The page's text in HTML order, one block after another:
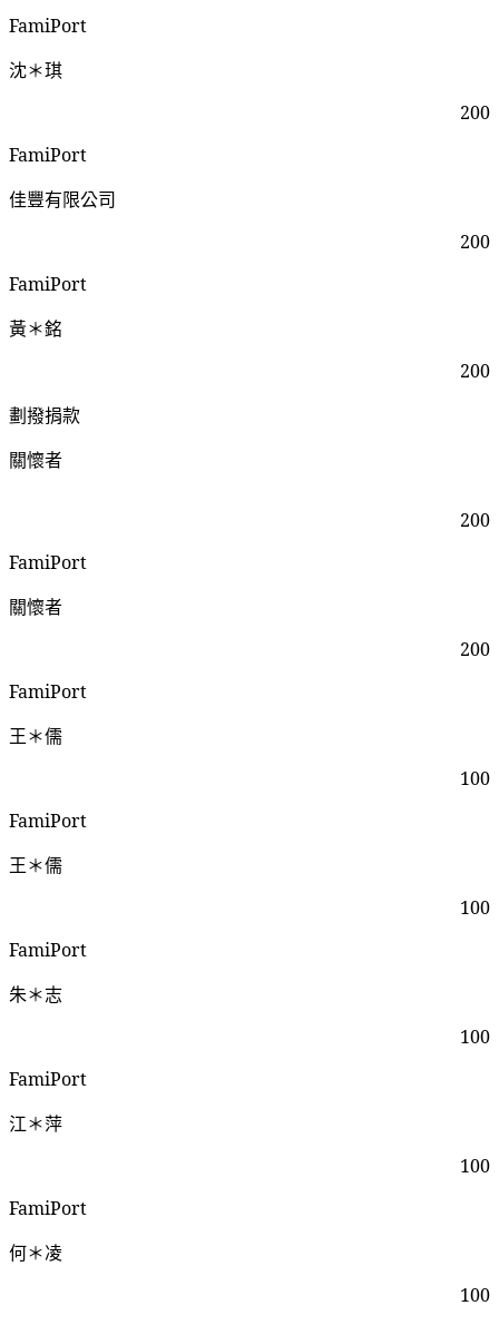
FamiPort
沈＊琪
200
FamiPort
佳豐有限公司
200
FamiPort
黃＊銘
200
劃撥捐款
關懷者
200
FamiPort
關懷者
200
FamiPort
王＊儒
100
FamiPort
王＊儒
100
FamiPort
朱＊志
100
FamiPort
江＊萍
100
FamiPort
何＊凌
100